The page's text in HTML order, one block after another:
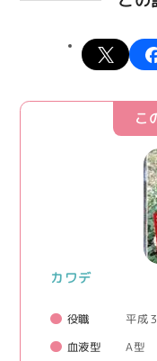
X
こ
カワデ
役職 平成
血液型 A型